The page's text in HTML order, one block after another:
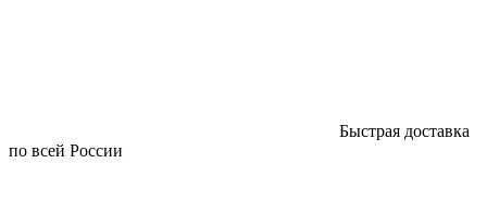
Быстрая доставка
по всей России